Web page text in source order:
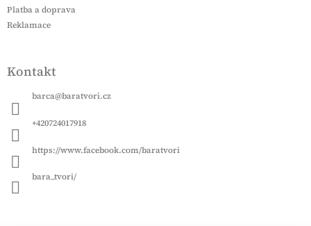
Platba a doprava
Reklamace
Kontakt
barca@baratvori.cz
+420724017918
https://www.facebook.com/baratvori
bara_tvori/